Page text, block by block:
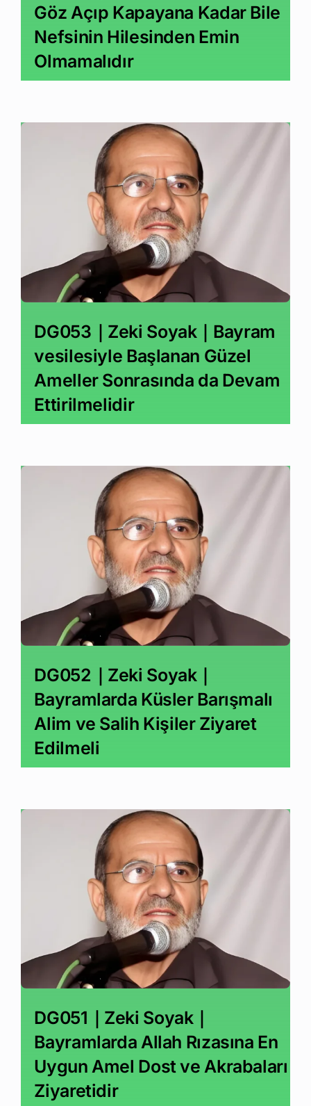
Göz Açıp Kapayana Kadar Bile
Nefsinin Hilesinden Emin
Olmamalıdır
DG053｜Zeki Soyak｜Bayram
vesilesiyle Başlanan Güzel
Ameller Sonrasında da Devam
Ettirilmelidir
DG052｜Zeki Soyak｜
Bayramlarda Küsler Barışmalı
Alim ve Salih Kişiler Ziyaret
Edilmeli
DG051｜Zeki Soyak｜
Bayramlarda Allah Rızasına En
Uygun Amel Dost ve Akrabaları
Ziyaretidir